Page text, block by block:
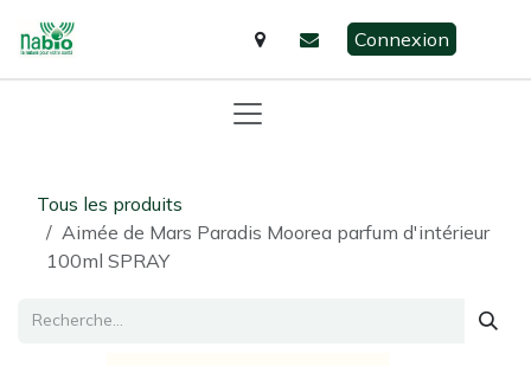
Connexion
Tous les produits
Aimée de Mars Paradis Moorea parfum d'intérieur
100ml SPRAY